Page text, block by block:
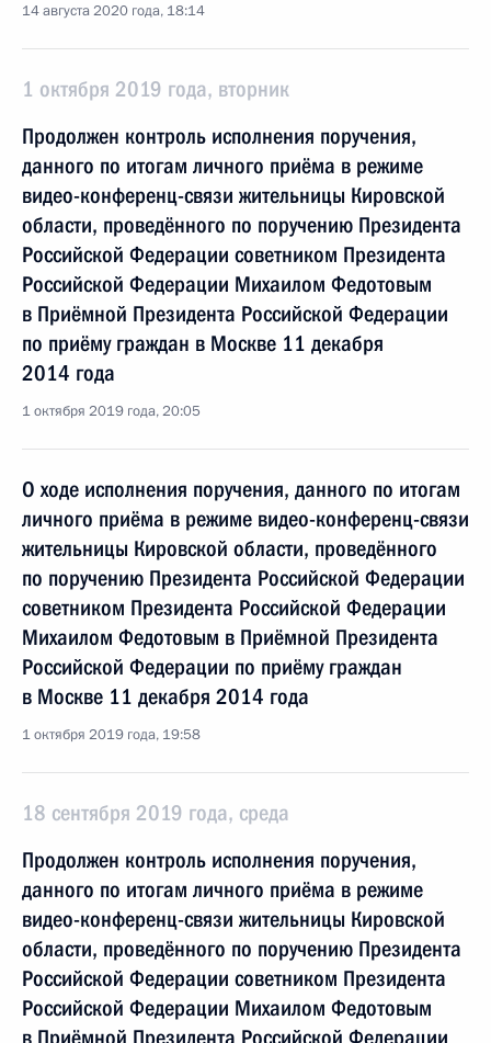
14 августа 2020 года, 18:14
1 октября 2019 года, вторник
Продолжен контроль исполнения поручения,
данного по итогам личного приёма в режиме
видео-конференц-связи жительницы Кировской
области, проведённого по поручению Президента
Российской Федерации советником Президента
Российской Федерации Михаилом Федотовым
в Приёмной Президента Российской Федерации
по приёму граждан в Москве 11 декабря
2014 года
1 октября 2019 года, 20:05
О ходе исполнения поручения, данного по итогам
личного приёма в режиме видео-конференц-связи
жительницы Кировской области, проведённого
по поручению Президента Российской Федерации
советником Президента Российской Федерации
Михаилом Федотовым в Приёмной Президента
Российской Федерации по приёму граждан
в Москве 11 декабря 2014 года
1 октября 2019 года, 19:58
18 сентября 2019 года, среда
Продолжен контроль исполнения поручения,
данного по итогам личного приёма в режиме
видео-конференц-связи жительницы Кировской
области, проведённого по поручению Президента
Российской Федерации советником Президента
Российской Федерации Михаилом Федотовым
в Приёмной Президента Российской Федерации